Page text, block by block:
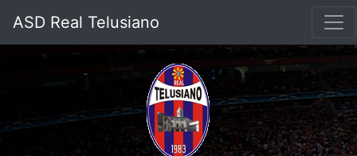
ASD Real Telusiano